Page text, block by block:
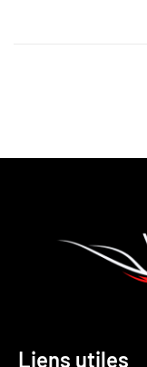
Liens utiles